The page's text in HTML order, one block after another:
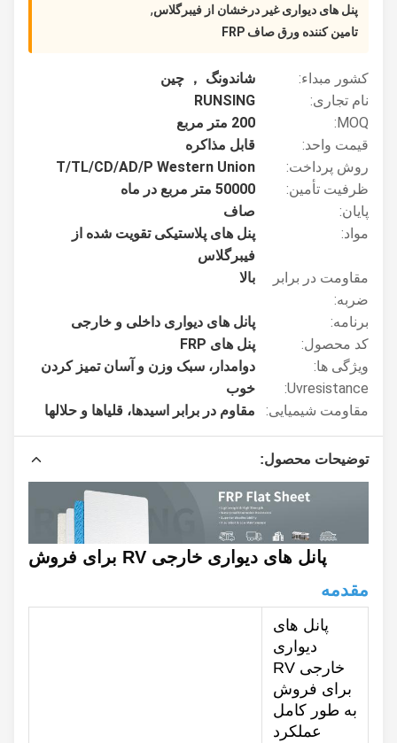
پنل های دیواری غیر درخشان از فیبرگلاس,
تامین کننده ورق صاف FRP
کشور مبداء:
شاندونگ ， چین
نام تجاری:
RUNSING
MOQ:
قیمت واحد:
قابل مذاکره
روش پرداخت:
T/TL/CD/AD/P Western Union
ظرفیت تأمین:
50000 متر مربع در ماه
صاف
پنل های پلاستیکی تقویت شده از
فیبرگلاس
مقاومت در برابر
ضربه:
بالا
برنامه:
پانل های دیواری داخلی و خارجی
کد محصول:
پنل های FRP
ویژگی ها:
دوامدار، سبک وزن و آسان تمیز کردن
Uvresistance:
خوب
مقاومت شیمیایی:
مقاوم در برابر اسیدها، قلیاها و حلالها
توضیحات محصول:
پانل های دیواری خارجی RV برای فروش
مقدمه
پانل های
دیواری
خارجی RV
برای فروش
به طور کامل
عملکرد